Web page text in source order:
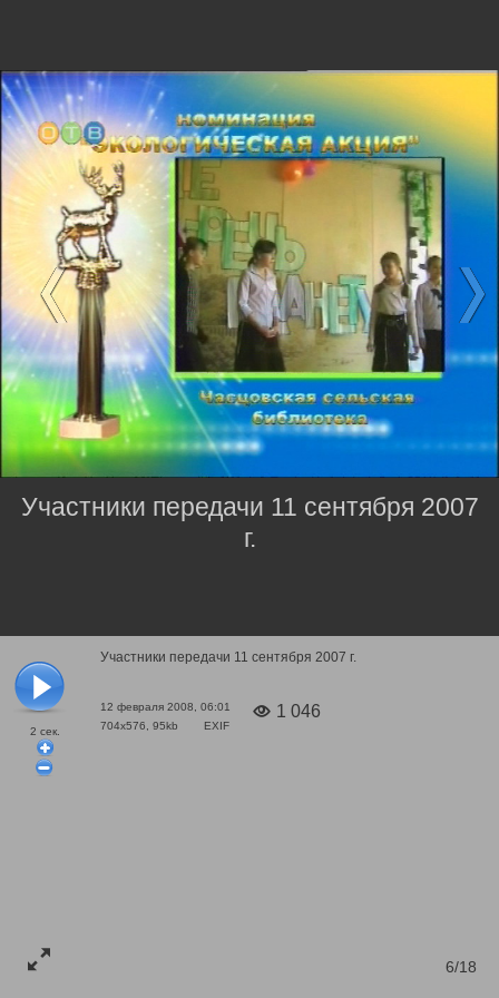
2 сек.
Участники передачи 11 сентября 2007 г.
12 февраля 2008, 06:01
704x576, 95kb
EXIF
1 046
6/18
Участники передачи 11 сентября 2007
г.